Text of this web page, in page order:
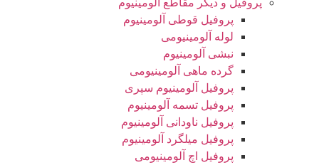
پروفیل قوطی آلومینیوم
لوله آلومینیومی
نبشی آلومینیوم
گرده ماهی آلومینیومی
پروفیل آلومینیوم سپری
پروفیل تسمه آلومینیوم
پروفیل ناودانی آلومینیوم
پروفیل میلگرد آلومینیوم
پروفیل اچ آلومینیومی